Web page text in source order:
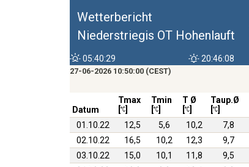
Wetterbericht
Niederstriegis OT Hohenlauft
05:40:29 20:46:08
27-06-2026 10:50:00 (CEST)
Datum
Tmax
Tmin
T Ø
Taup.Ø
01.10.22
12,5 5,6 10,2 7,8
02.10.22
16,5 10,2 12,3 9,7
03.10.22
15,0 10,1 11,8 9,5